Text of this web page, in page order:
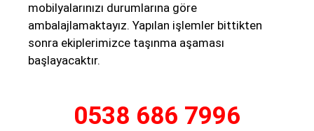
mobilyalarınızı durumlarına göre
ambalajlamaktayız. Yapılan işlemler bittikten
sonra ekiplerimizce taşınma aşaması
başlayacaktır.
0538 686 7996